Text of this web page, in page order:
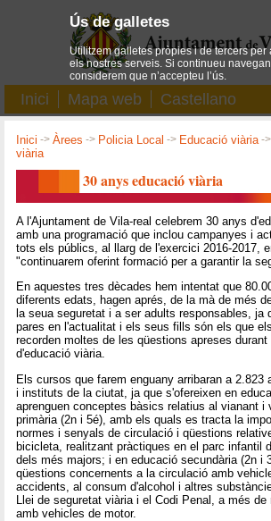
Inici Mapa web Castellano
Inici ->Àrees -> Policia Local -> Educació viària-
viària
30 anys educació viària
A l'Ajuntament de Vila-real celebrem 30 anys
amb una programació que inclou campanyes i
tots els públics, al llarg de l'exercici 2016-2017,
"continuarem oferint formació per a garantir la
En aquestes tres dècades hem intentat que
diferents edats, hagen aprés, de la mà de més
la seua seguretat i a ser adults responsables, ja
pares en l'actualitat i els seus fills són els que
recorden moltes de les qüestions apreses
d'educació viària.
Els cursos que farem enguany arribaran a 2.823
i instituts de la ciutat, ja que s'ofereixen en
aprenguen conceptes bàsics relatius al vianant i
primària (2n i 5é), amb els quals es tracta la
normes i senyals de circulació i qüestions
bicicleta, realitzant pràctiques en el parc infantil
dels més majors; i en educació secundària (2n i
qüestions concernents a la circulació amb
accidents, al consum d'alcohol i altres
Llei de seguretat viària i el Codi Penal, a més de
amb vehicles de motor.
Ús de galletes
Utilitzem galletes pròpies i de tercers per
els nostres serveis. Si continueu
considerem que n’accepteu l’ús.